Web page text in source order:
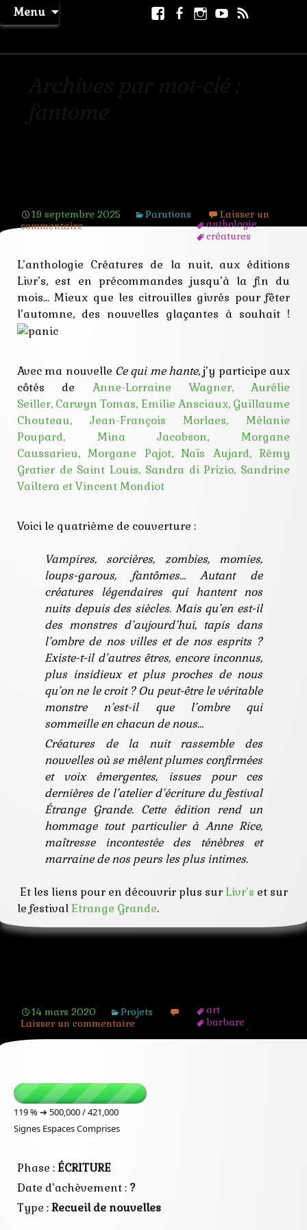
Menu
Aller
au
Facebook
Facebook
page
Instagram
Youtube
19 septembre 2025 Parutions
anthologie
créatures
fantome
festival
llivr's
mondiot
nouvelle
rice
Laisser un
commentaire
L’anthologie Créatures de la nuit, aux éditions
Livr’s, est en précommandes jusqu’à la fin du
mois… Mieux que les citrouilles givrés pour fêter
l’automne, des nouvelles glaçantes à souhait !
Avec ma nouvelle Ce qui me hante, j’y participe aux
côtés de Anne-Lorraine Wagner, Aurélie
Seiller, Carwyn Tomas, Emilie Ansciaux, Guillaume
Chouteau, Jean-François Morlaes,Mélanie
Poupard, Mina Jacobson,Morgane
Caussarieu,Morgane Pajot,Naïs Aujard,Rémy
Gratier de Saint Louis, Sandra di Prizio, Sandrine
Vailtera etVincent Mondiot
Voici le quatrième de couverture :
Vampires, sorcières, zombies, momies,
loups-garous, fantômes… Autant de
créatures légendaires qui hantent nos
nuits depuis des siècles. Mais qu’en est-il
des monstres d’aujourd’hui, tapis dans
l’ombre de nos villes et de nos esprits ?
Existe-t-il d’autres êtres, encore inconnus,
plus insidieux et plus proches de nous
qu’on ne le croit ? Ou peut-être le véritable
monstre n’est-il que l’ombre qui
sommeille en chacun de nous…
Créatures de la nuit rassemble des
nouvelles où se mêlent plumes confirmées
et voix émergentes, issues pour ces
dernières de l’atelier d’écriture du festival
Étrange Grande. Cette édition rend un
hommage tout particulier à Anne Rice,
maîtresse incontestée des ténèbres et
marraine de nos peurs les plus intimes.
Et les liens pour en découvrir plus surLivr’s et sur
le festival Etrange Grande.
14 mars 2020 Projets
art
barbare
catacombes
Laisser un commentaire
119 % ➔ 500,000 / 421,000
Signes Espaces Comprises
Phase :ÉCRITURE
Date d’achèvement : ?
Type :Recueil de nouvelles